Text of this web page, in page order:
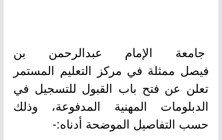
جامعة الإمام عبدالرحمن بن
فيصل ممثلة في مركز التعليم المستمر
تعلن عن فتح باب القبول للتسجيل في
الدبلومات المهنية المدفوعة، وذلك
حسب التفاصيل الموضحة أدناه:-